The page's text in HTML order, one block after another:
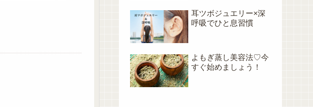
耳ツボジュエリー×深
呼吸でひと息習慣
よもぎ蒸し美容法♡今
すぐ始めましょう！